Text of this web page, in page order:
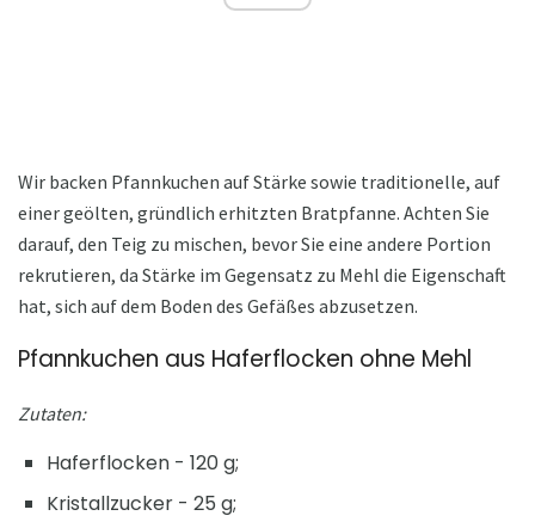
Wir backen Pfannkuchen auf Stärke sowie traditionelle, auf
einer geölten, gründlich erhitzten Bratpfanne. Achten Sie
darauf, den Teig zu mischen, bevor Sie eine andere Portion
rekrutieren, da Stärke im Gegensatz zu Mehl die Eigenschaft
hat, sich auf dem Boden des Gefäßes abzusetzen.
Pfannkuchen aus Haferflocken ohne Mehl
Zutaten:
Haferflocken - 120 g;
Kristallzucker - 25 g;